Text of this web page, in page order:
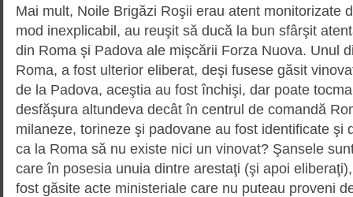
Mai mult, Noile Brigăzi Roşii erau atent monitorizate
mod inexplicabil, au reuşit să ducă la bun sfârşit
din Roma şi Padova ale mişcării Forza Nuova. Unul
Roma, a fost ulterior eliberat, deşi fusese găsit
de la Padova, aceştia au fost închişi, dar poate
desfăşura altundeva decât în centrul de comandă
milaneze, torineze şi pado­vane au fost identificate şi
ca la Roma să nu existe nici un vinovat? Şansele
care în posesia unuia dintre arestaţi (şi apoi
fost găsite acte minis­teriale care nu puteau proveni